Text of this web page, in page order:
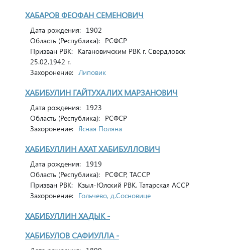
ХАБАРОВ ФЕОФАН СЕМЕНОВИЧ
Дата рождения: 1902
Область (Республика): РСФСР
Призван РВК: Кагановичским РВК г. Свердловск
25.02.1942 г.
Захоронение: Липовик
ХАБИБУЛИН ГАЙТУХАЛИХ МАРЗАНОВИЧ
Дата рождения: 1923
Область (Республика): РСФСР
Захоронение: Ясная Поляна
ХАБИБУЛЛИН АХАТ ХАБИБУЛЛОВИЧ
Дата рождения: 1919
Область (Республика): РСФСР, ТАССР
Призван РВК: Кзыл-Юлский РВК, Татарская АССР
Захоронение: Гольчево, д.Сосновице
ХАБИБУЛЛИН ХАДЫК -
ХАБИБУЛОВ САФИУЛЛА -